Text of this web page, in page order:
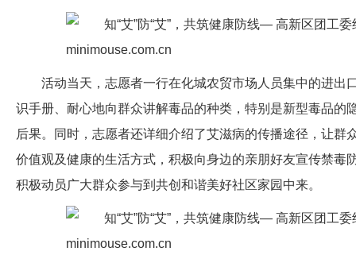
活动当天，志愿者一行在化城农贸市场人员集中的进出
识手册、耐心地向群众讲解毒品的种类，特别是新型毒品
后果。同时，志愿者还详细介绍了艾滋病的传播途径，让
价值观及健康的生活方式，积极向身边的亲朋好友宣传禁
积极动员广大群众参与到共创和谐美好社区家园中来。